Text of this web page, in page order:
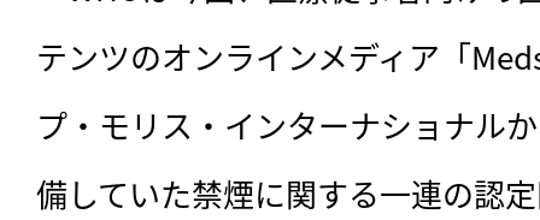
テンツのオンラインメディア「
プ・モリス・インターナショナル
備していた禁煙に関する一連の認